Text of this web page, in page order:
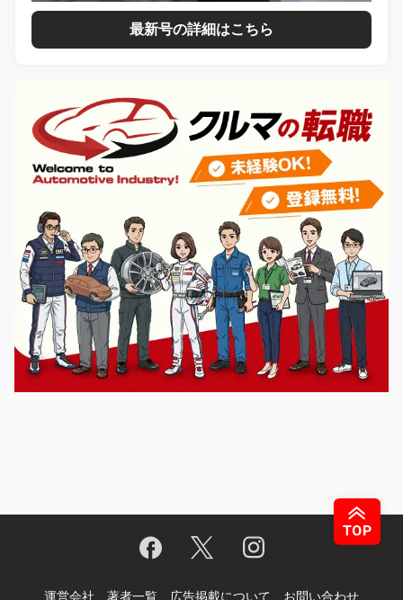
最新号の詳細はこちら
運営会社 著者一覧 広告掲載について お問い合わせ